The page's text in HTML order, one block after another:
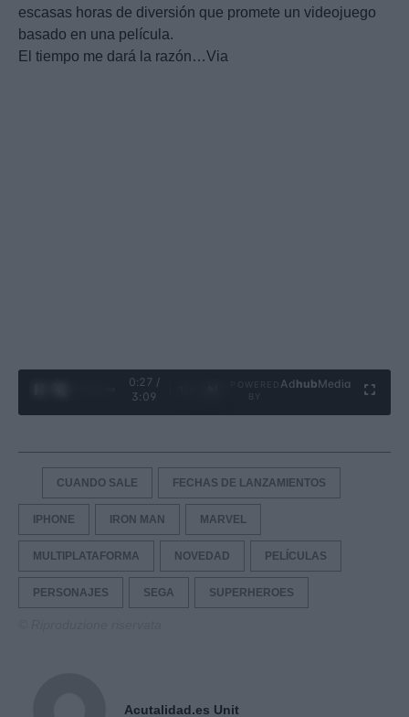
escasas horas de diversión que promete un videojuego
basado en una película.
El tiempo me dará la razón…Via
0:28 /
3:09
Ad hubMedia
CUANDO SALE FECHAS DE LANZAMIENTOS
IPHONE IRON MAN MARVEL
MULTIPLATAFORMA NOVEDAD PELÍCULAS
PERSONAJES SEGA SUPERHEROES
Acutalidad.es Unit